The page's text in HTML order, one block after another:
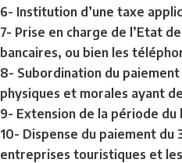
6- Institution d’une taxe
7- Prise en charge de l’Etat
bancaires, ou bien les
8- Subordination du
physiques et morales ayant
9- Extension de la période
10- Dispense du paiement
entreprises touristiques et